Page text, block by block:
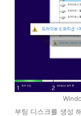
부팅 디스크를 생성